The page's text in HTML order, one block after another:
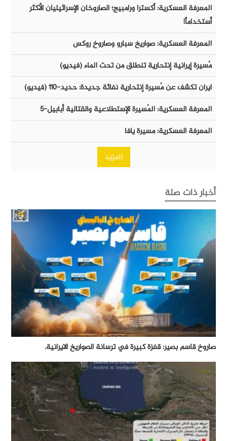
المعرفة العسكرية: أكسترا ورامبيج؛ الصاروخان الإسرائيليان الأكثر
أستخداماً!
المعرفة العسكرية: صواريخ سبارو وصاروخ روكس
مُسيرة إيرانية إنتحارية تنطلق من تحت الماء (فيديو)
ايران تكشف عن مُسيرة إنتحارية نفاثة جديدة: حديد-١١٠ (فيديو)
المعرفة العسكرية: المُسيرة الإستطلاعية والقتالية أبابيل-٥
المعرفة العسكرية: مسيرة يافا
المزيد
أخبار ذات صلة
صاروخ قاسم بصير: قفزة كبيرة في ترسانة الصواريخ الايرانية.